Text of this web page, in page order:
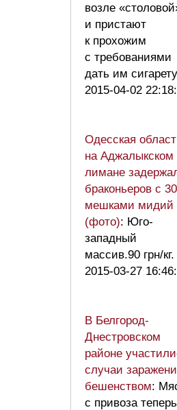
возле
и пристают
к прохожим
с требованиями
дать им
2015-04-02
Одесская
на Аджалыкском
лимане
браконьеров с 30
мешками мидий
(фото): Юго-
западный
массив.90 грн/кг.
2015-03-27
В Белгород-
Днестровском
районе
случаи
бешенством:
с привоза теперь